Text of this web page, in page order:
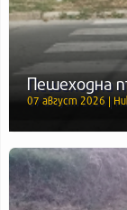
Пешеходна
07 август 2026 |